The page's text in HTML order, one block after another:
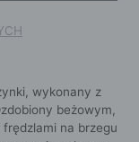
wykonany z
beżowym,
na brzegu